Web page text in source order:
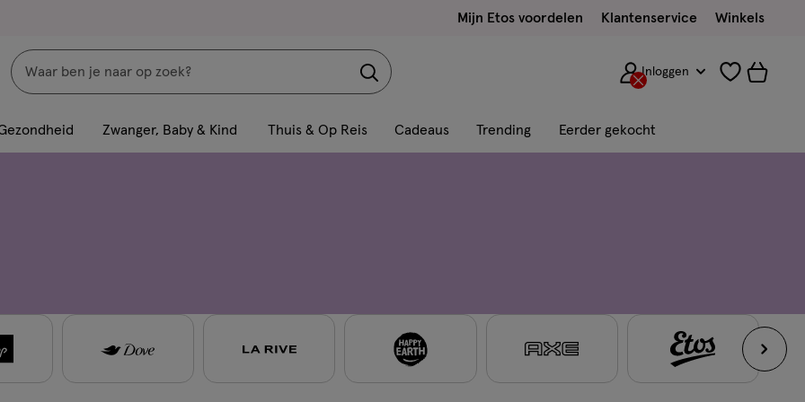
Mijn Etos voordelen Klantenservice Winkels
Zoeken
met
dit
geavanceerde
zoekopties
Inloggen
Zwanger, Baby & Kind Thuis & Op Reis Cadeaus Trending Eerder gekocht